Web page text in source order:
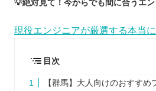
💡絶対見て！今からでも間に合うエ
現役エンジニアが厳選する本当
目次
【群馬】大人向けのおすす